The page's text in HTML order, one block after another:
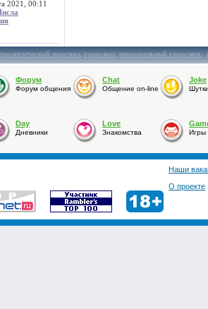
2021, 00:11
прогноз,гороскоп,персональный гороскоп,
Форум
Форум общения
Chat
Общение on-line
Joke
Day
Дневники
Love
Знакомства Игры
Наши
О проекте